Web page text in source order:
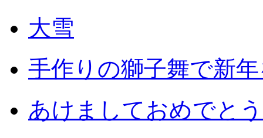
大雪
手作りの獅子舞で新
あけましておめでと